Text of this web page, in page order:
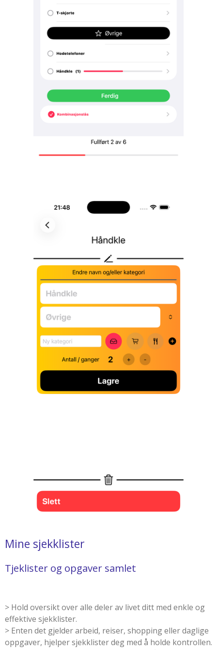
Mine sjekklister
Tjeklister og opgaver samlet
> Hold oversikt over alle deler av livet ditt med enkle og
effektive sjekklister.
> Enten det gjelder arbeid, reiser, shopping eller daglige
oppgaver, hjelper sjekklister deg med å holde kontrollen.